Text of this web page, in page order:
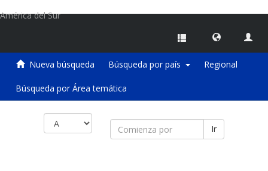
América del Sur
Nueva búsqueda Búsqueda por país Regional
Búsqueda por Área temática
Ir